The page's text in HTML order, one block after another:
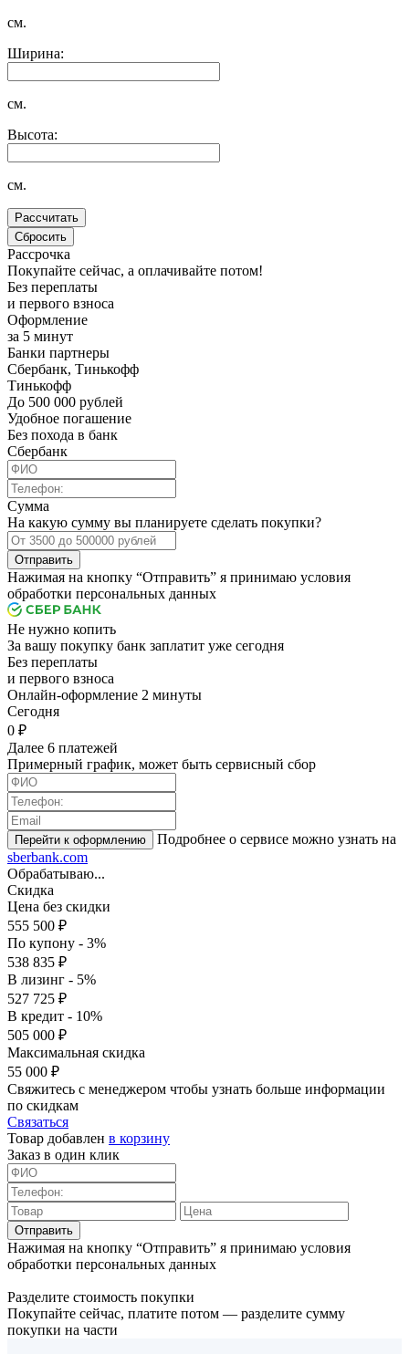
см.
Ширина:
см.
Высота:
см.
Рассрочка
Покупайте сейчас, а оплачивайте потом!
Без переплаты
и первого взноса
Оформление
за 5 минут
Банки партнеры
Сбербанк, Тинькофф
Тинькофф
До 500 000 рублей
Удобное погашение
Без похода в банк
Сбербанк
Сумма
На какую сумму вы планируете сделать покупки?
Отправить
Нажимая на кнопку “Отправить” я принимаю условия
обработки персональных данных
Не нужно копить
За вашу покупку банк заплатит уже сегодня
Без переплаты
и первого взноса
Онлайн-оформление 2 минуты
Cегодня
0 ₽
Далее 6 платежей
Примерный график, может быть сервисный сбор
Подробнее о сервисе можно узнать на
sberbank.com
Обрабатываю...
Скидка
Цена без скидки
555 500 ₽
По купону - 3%
538 835 ₽
В лизинг - 5%
527 725 ₽
В кредит - 10%
505 000 ₽
Максимальная скидка
55 000 ₽
Свяжитесь с менеджером чтобы узнать больше информации
по скидкам
Связаться
Товар добавлен в корзину
Заказ в один клик
Отправить
Нажимая на кнопку “Отправить” я принимаю условия
обработки персональных данных
Разделите стоимость покупки
Покупайте сейчас, платите потом — разделите сумму
покупки на части